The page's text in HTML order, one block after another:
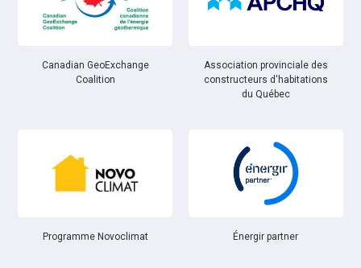
Canadian GeoExchange
Coalition
Association provinciale des
constructeurs d'habitations
du Québec
Programme Novoclimat Énergir partner